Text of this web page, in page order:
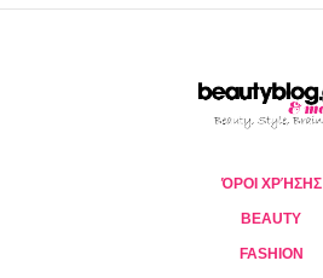
ΌΡΟΙ ΧΡΉΣΗΣ
BEAUTY
FASHION